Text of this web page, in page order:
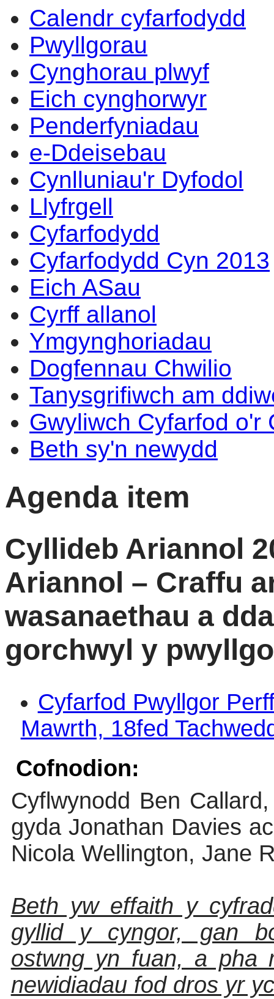
Calendr cyfarfodydd
Pwyllgorau
Cynghorau plwyf
Eich cynghorwyr
Penderfyniadau
e-Ddeisebau
Cynlluniau'r Dyfodol
Llyfrgell
Cyfarfodydd
Cyfarfodydd Cyn 2013
Eich ASau
Cyrff allanol
Ymgynghoriadau
Dogfennau Chwilio
Tanysgrifiwch am
Gwyliwch Cyfarfod o'r
Beth sy'n newydd
Agenda item
Cyllideb Ariannol
Ariannol – Craffu
wasanaethau a
gorchwyl y
Cyfarfod Pwyllgor
Mawrth, 18fed
Cofnodion:
Cyflwynodd Ben
gyda Jonathan Davies
Nicola Wellington, Jane
Beth yw effaith y
gyllid y cyngor, gan
ostwng yn fuan, a pha
newidiadau fod dros yr